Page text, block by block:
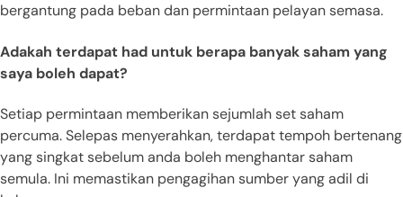
bergantung pada beban dan permintaan pelayan semasa.
Adakah terdapat had untuk berapa banyak saham yang
saya boleh dapat?
Setiap permintaan memberikan sejumlah set saham
percuma. Selepas menyerahkan, terdapat tempoh bertenang
yang singkat sebelum anda boleh menghantar saham
semula. Ini memastikan pengagihan sumber yang adil di